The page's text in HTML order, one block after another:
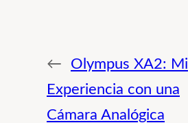
←
Olympus XA2: Mi
Experiencia con una
Cámara Analógica